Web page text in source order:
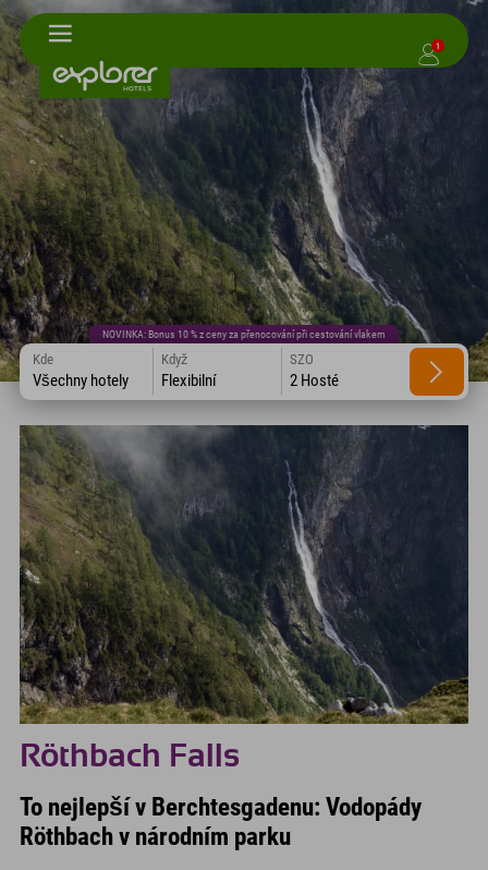
1
NOVINKA: Bonus 10 % z ceny za přenocování při cestování vlakem
Kde
Všechny hotely
Když
Flexibilní
SZO
2 Hosté
Röthbach Falls
To nejlepší v Berchtesgadenu: Vodopády
Röthbach v národním parku